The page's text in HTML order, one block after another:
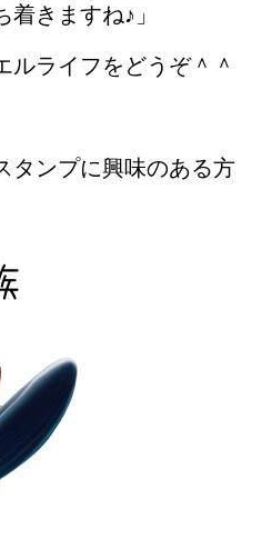
きますね♪」
ルライフをどうぞ＾＾
タンプに興味のある方